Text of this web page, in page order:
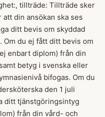
tillträde: Tillträde sker
din ansökan ska ses
ditt bevis om skyddad
du ej fått ditt bevis om
enbart diplom) från din
betyg i svenska eller
bifogas. Om du
den 1 juli
ditt tjänstgöringsintyg
från din vård- och